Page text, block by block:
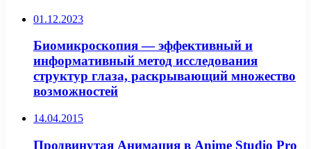
01.12.2023
Биомикроскопия — эффективный и
информативный метод исследования
структур глаза, раскрывающий множество
возможностей
14.04.2015
Продвинутая Анимация в Anime Studio Pro